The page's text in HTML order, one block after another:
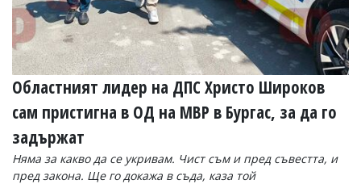
Областният лидер на ДПС Христо Широков
сам пристигна в ОД на МВР в Бургас, за да го
задържат
Няма за какво да се укривам. Чист съм и пред съвестта, и
пред закона. Ще го докажа в съда, каза той